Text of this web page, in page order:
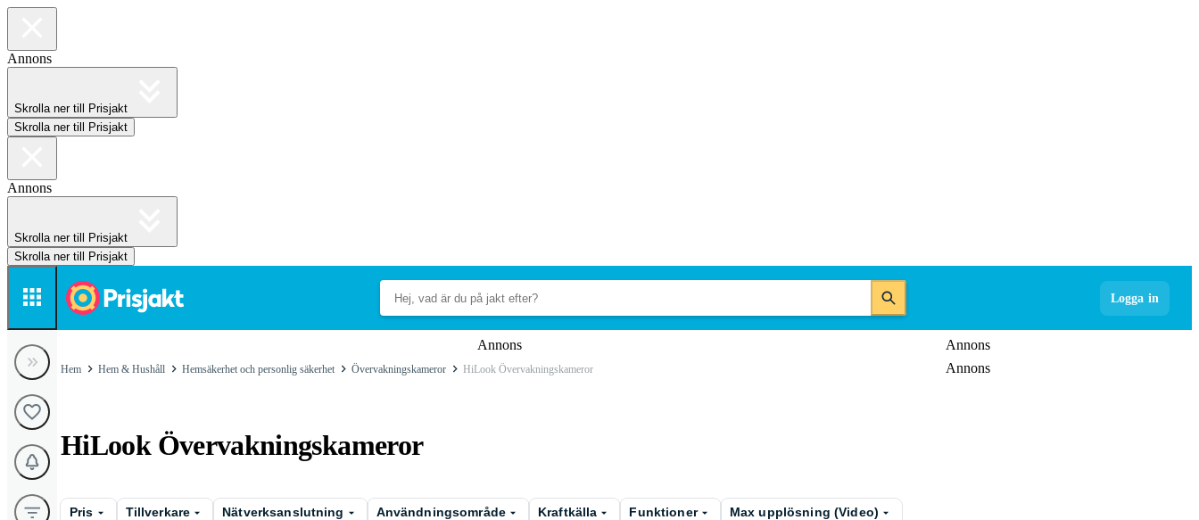
Annons
Skrolla ner till Prisjakt
Skrolla ner till Prisjakt
Annons
Skrolla ner till Prisjakt
Skrolla ner till Prisjakt
Logga in
Annons
Annons
Annons
Hem Hem & Hushåll Hemsäkerhet och personlig säkerhet Övervakningskameror HiLook Övervakningskameror
HiLook Övervakningskameror
Pris Tillverkare Nätverksanslutning Användningsområde Kraftkälla Funktioner
Max upplösning (Video)